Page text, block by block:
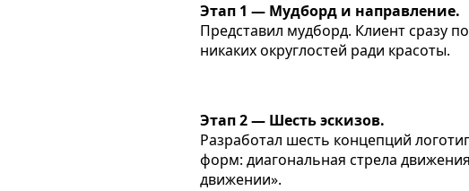
Этап 1 — Мудборд и направление.
Представил мудборд. Клиент сразу
никаких округлостей ради красоты.
Этап 2 — Шесть эскизов.
Разработал шесть концепций
форм: диагональная стрела
движении».